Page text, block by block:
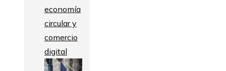
economía
circular y
comercio
digital